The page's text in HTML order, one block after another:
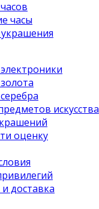
часы
искусства
оценку
доставка